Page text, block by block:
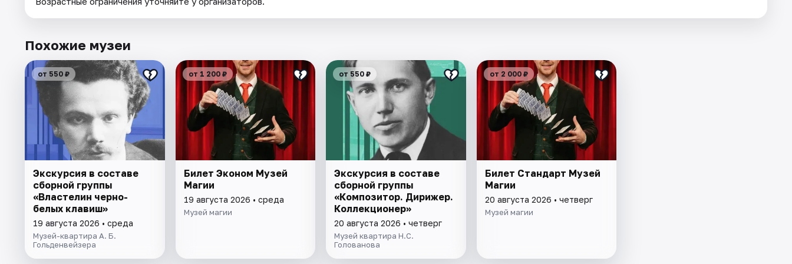
Похожие музеи
от 550 ₽
Экскурсия в составе
сборной группы
«Властелин черно-
белых клавиш»
19 августа 2026 • среда
Музей-квартира А. Б.
Гольденвейзера
от 1 200 ₽
Билет Эконом Музей
Магии
19 августа 2026 • среда
Музей магии
от 550 ₽
Экскурсия в составе
сборной группы
«Композитор. Дирижер.
Коллекционер»
20 августа 2026 • четверг
Музей квартира Н.С.
Голованова
от 2 000 ₽
Билет Стандарт Музей
Магии
20 августа 2026 • четверг
Музей магии